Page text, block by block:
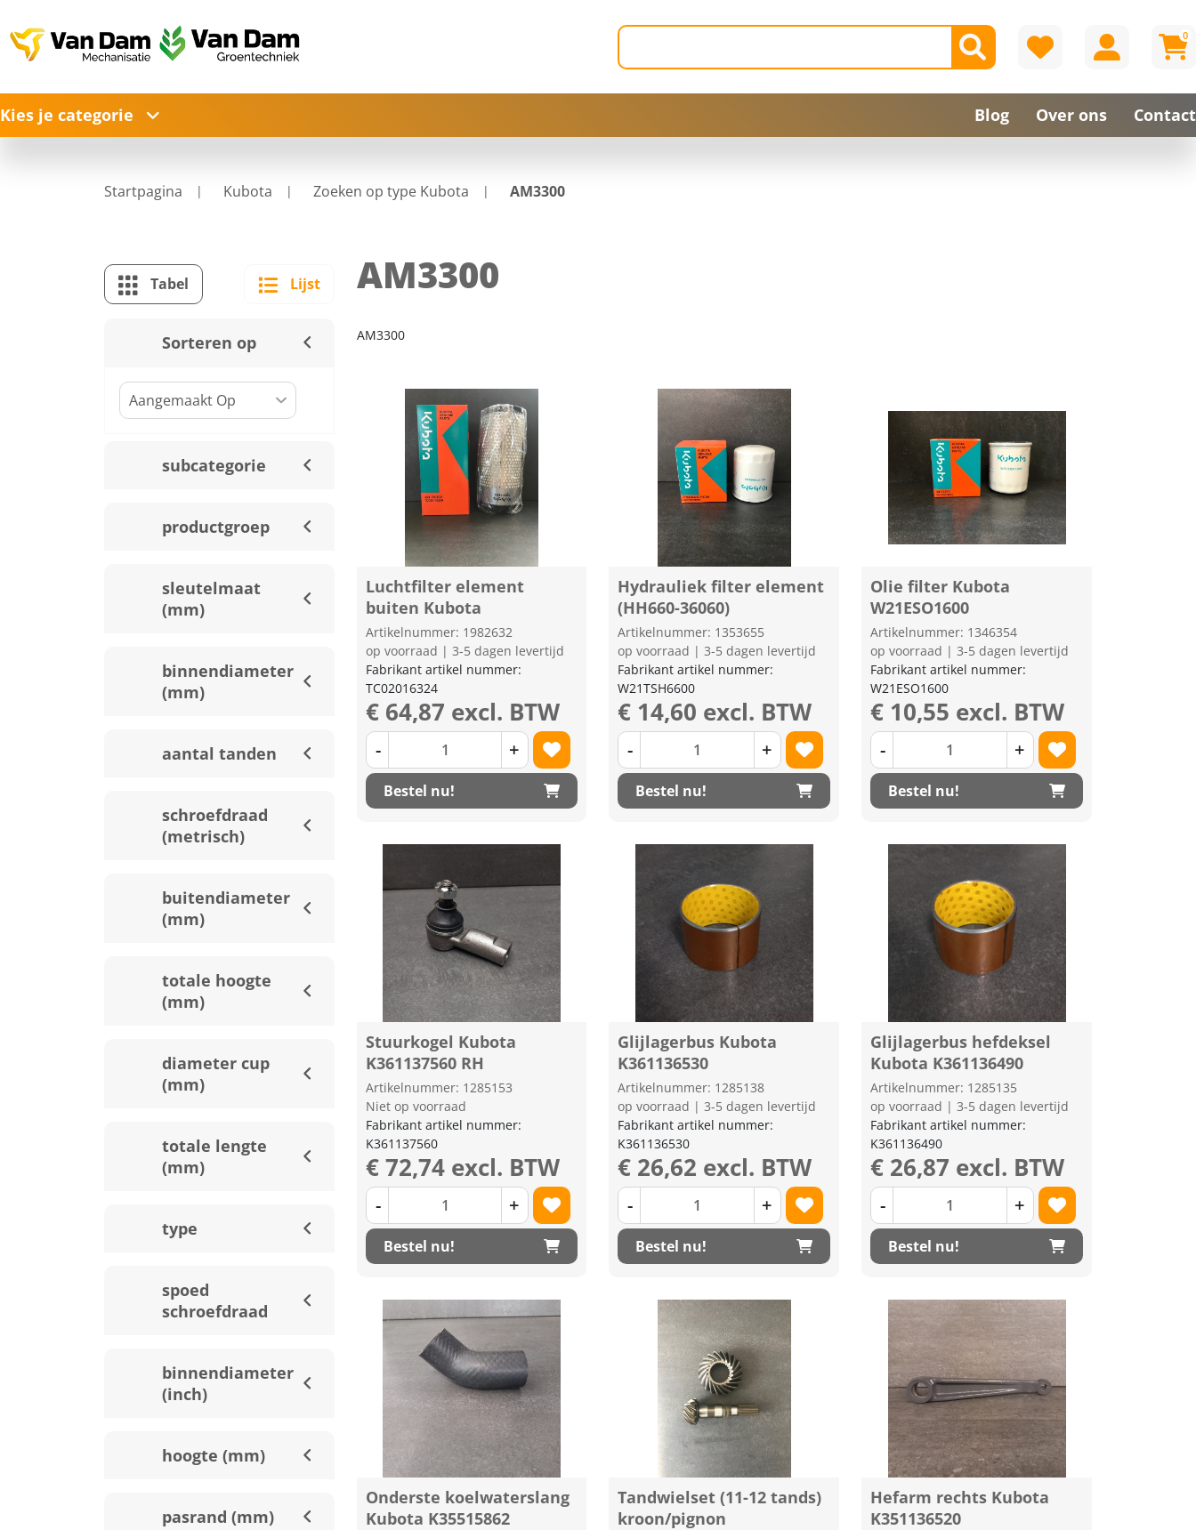
0
Kies je categorie Blog Over ons Contact
Startpagina Kubota Zoeken op type Kubota AM3300
Tabel Lijst
Sorteren op
subcategorie
productgroep
sleutelmaat
(mm)
binnendiameter
(mm)
aantal tanden
schroefdraad
(metrisch)
buitendiameter
(mm)
totale hoogte
(mm)
diameter cup
(mm)
totale lengte
(mm)
type
spoed
schroefdraad
binnendiameter
(inch)
hoogte (mm)
pasrand (mm)
AM3300
AM3300
Luchtfilter element
buiten Kubota
Artikelnummer: 1982632
op voorraad | 3-5 dagen levertijd
Fabrikant artikel nummer:
TC02016324
€ 64,87 excl. BTW
- +
Bestel nu!
Hydrauliek filter element
(HH660-36060)
Artikelnummer: 1353655
op voorraad | 3-5 dagen levertijd
Fabrikant artikel nummer:
W21TSH6600
€ 14,60 excl. BTW
- +
Bestel nu!
Olie filter Kubota
W21ESO1600
Artikelnummer: 1346354
op voorraad | 3-5 dagen levertijd
Fabrikant artikel nummer:
W21ESO1600
€ 10,55 excl. BTW
- +
Bestel nu!
Stuurkogel Kubota
K361137560 RH
Artikelnummer: 1285153
Niet op voorraad
Fabrikant artikel nummer:
K361137560
€ 72,74 excl. BTW
- +
Bestel nu!
Glijlagerbus Kubota
K361136530
Artikelnummer: 1285138
op voorraad | 3-5 dagen levertijd
Fabrikant artikel nummer:
K361136530
€ 26,62 excl. BTW
- +
Bestel nu!
Glijlagerbus hefdeksel
Kubota K361136490
Artikelnummer: 1285135
op voorraad | 3-5 dagen levertijd
Fabrikant artikel nummer:
K361136490
€ 26,87 excl. BTW
- +
Bestel nu!
Onderste koelwaterslang
Kubota K35515862
Tandwielset (11-12 tands)
kroon/pignon
Hefarm rechts Kubota
K351136520